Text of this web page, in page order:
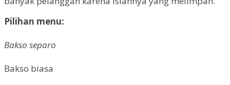
Pilihan menu:
Bakso separo
Bakso biasa